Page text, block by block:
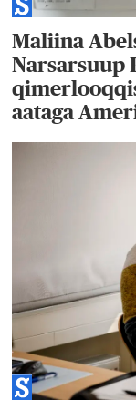
Maliina
Narsarsuup
aataga